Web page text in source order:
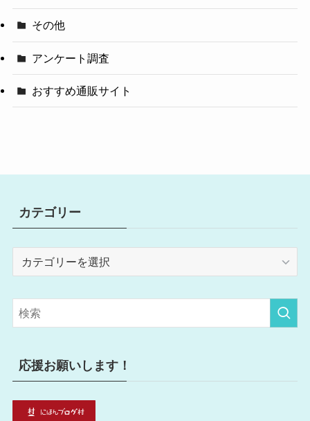
その他
アンケート調査
おすすめ通販サイト
カテゴリー
リ
ー
応援お願いします！